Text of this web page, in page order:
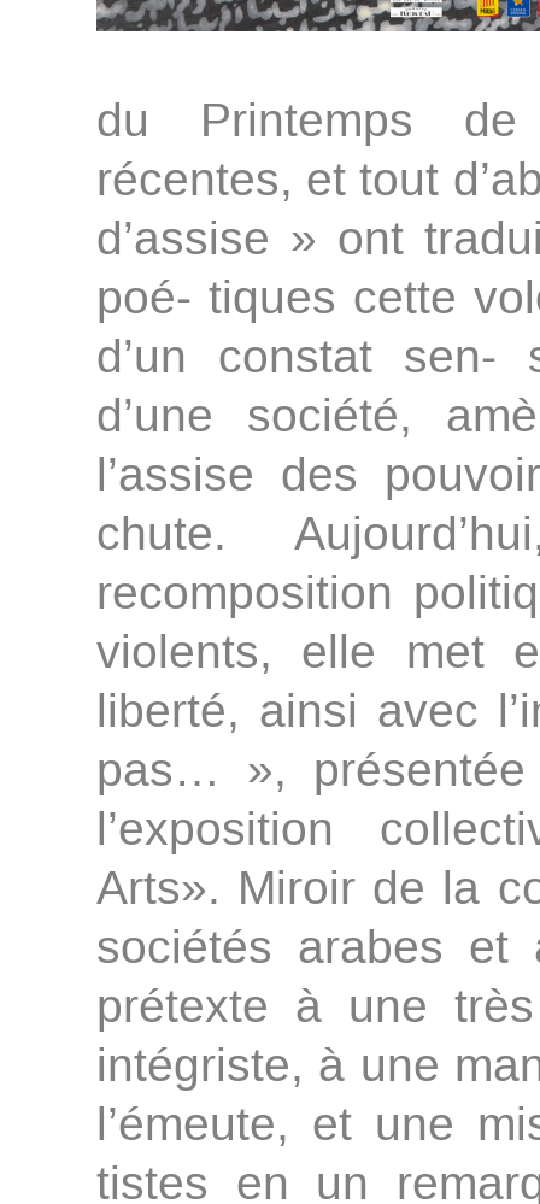
du Printemps
récentes, et tout
d’assise » ont
poé- tiques cette
d’un constat sen-
d’une société,
l’assise des
chute.
recomposition
violents, elle met
liberté, ainsi avec
pas… »,
l’exposition
Arts». Miroir de la
sociétés arabes
prétexte à une
intégriste, à une
l’émeute, et une
tistes en un